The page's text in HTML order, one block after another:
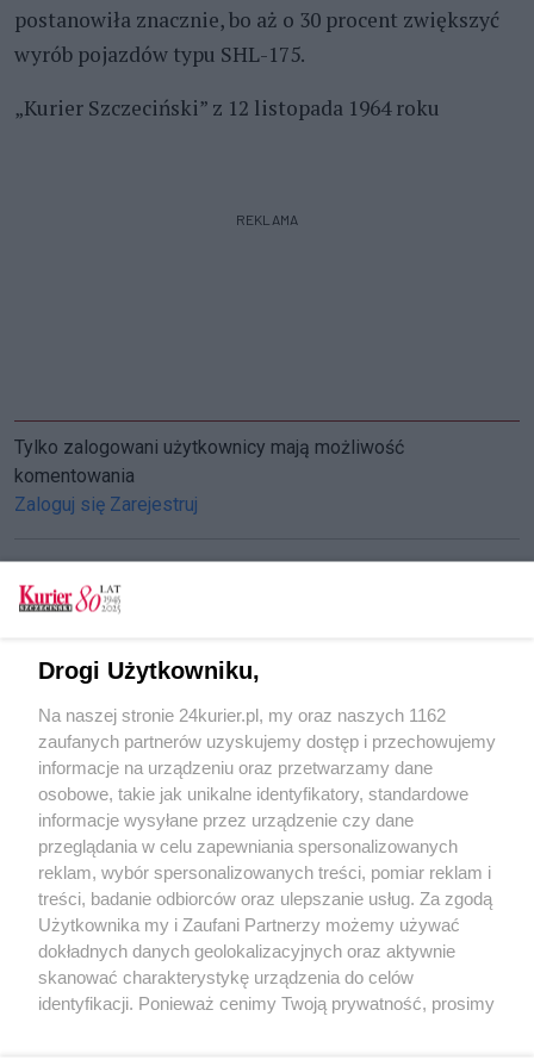
postanowiła znacznie, bo aż o 30 procent zwiększyć
wyrób pojazdów typu SHL-175.
„Kurier Szczeciński” z 12 listopada 1964 roku
REKLAMA
Tylko zalogowani użytkownicy mają możliwość
komentowania
Zaloguj się Zarejestruj
Zapisane w „Kurierze” (6.11.1964 r.)
Zapisane w „Kurierze” (29.10 - 5.11 1964 r.)
Zapisane w „Kurierze” (27-30.10.1964 r.)
POGODA
19℃
Zobacz prognozę na 3 dni
Drogi Użytkowniku,
Na naszej stronie 24kurier.pl, my oraz naszych 1162
zaufanych partnerów uzyskujemy dostęp i przechowujemy
informacje na urządzeniu oraz przetwarzamy dane
osobowe, takie jak unikalne identyfikatory, standardowe
informacje wysyłane przez urządzenie czy dane
przeglądania w celu zapewniania spersonalizowanych
reklam, wybór spersonalizowanych treści, pomiar reklam i
treści, badanie odbiorców oraz ulepszanie usług. Za zgodą
Użytkownika my i Zaufani Partnerzy możemy używać
dokładnych danych geolokalizacyjnych oraz aktywnie
skanować charakterystykę urządzenia do celów
identyfikacji. Ponieważ cenimy Twoją prywatność, prosimy